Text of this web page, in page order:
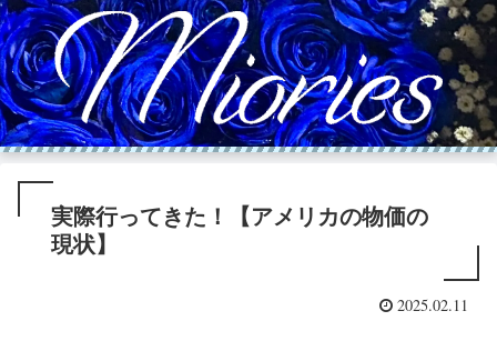
実際行ってきた！【アメリカの物価の
現状】
2025.02.11